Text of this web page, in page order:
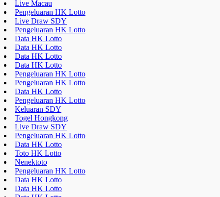
Pengeluaran HK Lotto
Pengeluaran HK Lotto
Data HK Lotto
Pengeluaran HK Lotto
Keluaran SDY
Togel Hongkong
Live Draw SDY
Pengeluaran HK Lotto
Data HK Lotto
Toto HK Lotto
Nenektoto
Pengeluaran HK Lotto
Data HK Lotto
Data HK Lotto
Data HK Lotto
Live Draw SDY
Keluaran HK Lotto
Pengeluaran HK Lotto
a style="display:none;"
href="https://educatorday2023.com/">Pengeluaran HK Lotto
Result Macau
Pengeluaran HK